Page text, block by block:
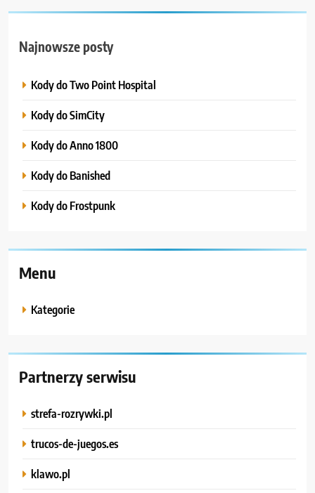
Najnowsze posty
Kody do Two Point Hospital
Kody do SimCity
Kody do Anno 1800
Kody do Banished
Kody do Frostpunk
Menu
Kategorie
Partnerzy serwisu
strefa-rozrywki.pl
trucos-de-juegos.es
klawo.pl